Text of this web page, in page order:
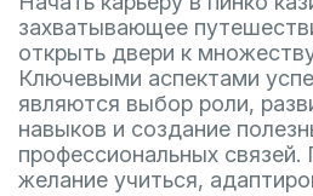
захватывающее
открыть двери к
Ключевыми аспектами
являются выбор роли,
навыков и создание
профессиональных
желание учиться,